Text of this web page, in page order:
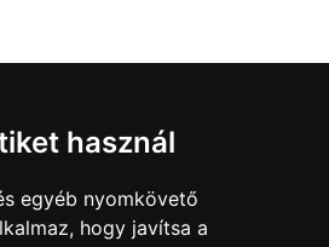
használ
egyéb nyomkövető
hogy javítsa a